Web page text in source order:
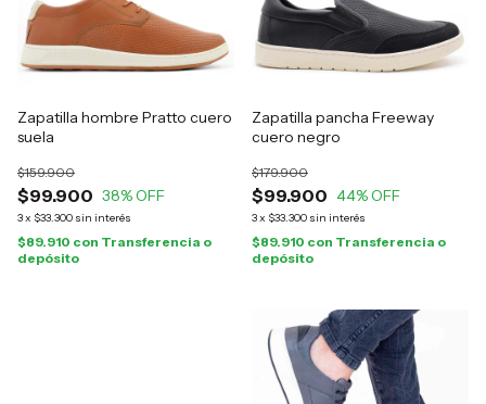
Zapatilla hombre Pratto cuero
suela
$99.900
$159.900
38% OFF
3x $33.300 sin interés
$89.910 con Transferencia o
depósito
Zapatilla pancha Freeway
cuero negro
$99.900
$179.900
44% OFF
3x $33.300 sin interés
$89.910 con Transferencia o
depósito